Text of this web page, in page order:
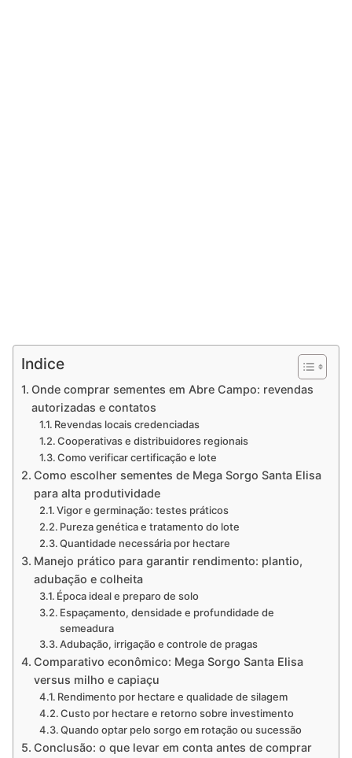
Indice
Onde comprar sementes em Abre Campo: revendas
autorizadas e contatos
Revendas locais credenciadas
Cooperativas e distribuidores regionais
Como verificar certificação e lote
Como escolher sementes de Mega Sorgo Santa Elisa
para alta produtividade
Vigor e germinação: testes práticos
Pureza genética e tratamento do lote
Quantidade necessária por hectare
Manejo prático para garantir rendimento: plantio,
adubação e colheita
Época ideal e preparo de solo
Espaçamento, densidade e profundidade de
semeadura
Adubação, irrigação e controle de pragas
Comparativo econômico: Mega Sorgo Santa Elisa
versus milho e capiaçu
Rendimento por hectare e qualidade de silagem
Custo por hectare e retorno sobre investimento
Quando optar pelo sorgo em rotação ou sucessão
Conclusão: o que levar em conta antes de comprar